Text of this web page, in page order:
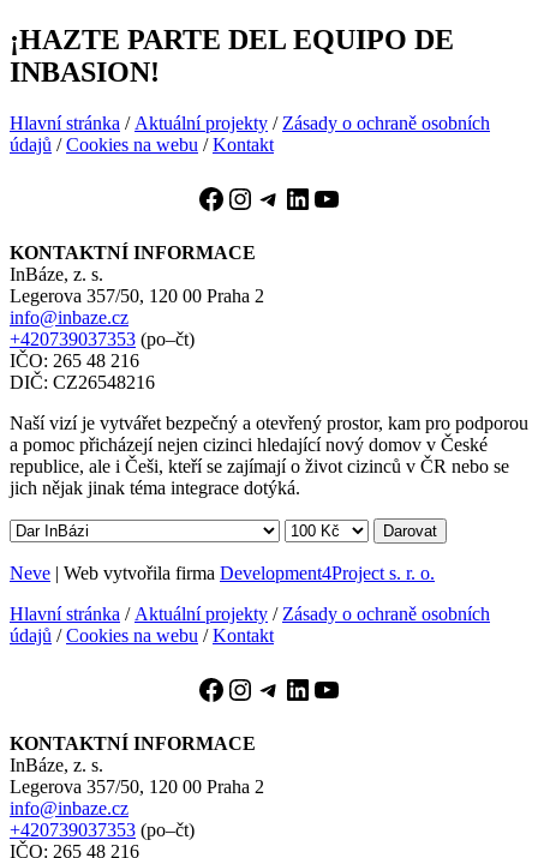
¡HAZTE PARTE DEL EQUIPO DE
INBASION!
Hlavní stránka / Aktuální projekty / Zásady o ochraně osobních
údajů /Cookies na webu /Kontakt
Facebook
Instagram
Telegram
LinkedIn
YouTube
KONTAKTNÍ INFORMACE
InBáze, z. s.
Legerova 357/50, 120 00 Praha 2
info@inbaze.cz
+420739037353 (po–čt)
IČO: 265 48 216
DIČ: CZ26548216
Naší vizí je vytvářet bezpečný a otevřený prostor, kam pro podporou
a pomoc přicházejí nejen cizinci hledající nový domov v České
republice, ale i Češi, kteří se zajímají o život cizinců v ČR nebo se
jich nějak jinak téma integrace dotýká.
Darovat
Neve | Web vytvořila firma Development4Project s. r. o.
Hlavní stránka / Aktuální projekty / Zásady o ochraně osobních
údajů /Cookies na webu /Kontakt
Facebook
Instagram
Telegram
LinkedIn
YouTube
KONTAKTNÍ INFORMACE
InBáze, z. s.
Legerova 357/50, 120 00 Praha 2
info@inbaze.cz
+420739037353 (po–čt)
IČO: 265 48 216